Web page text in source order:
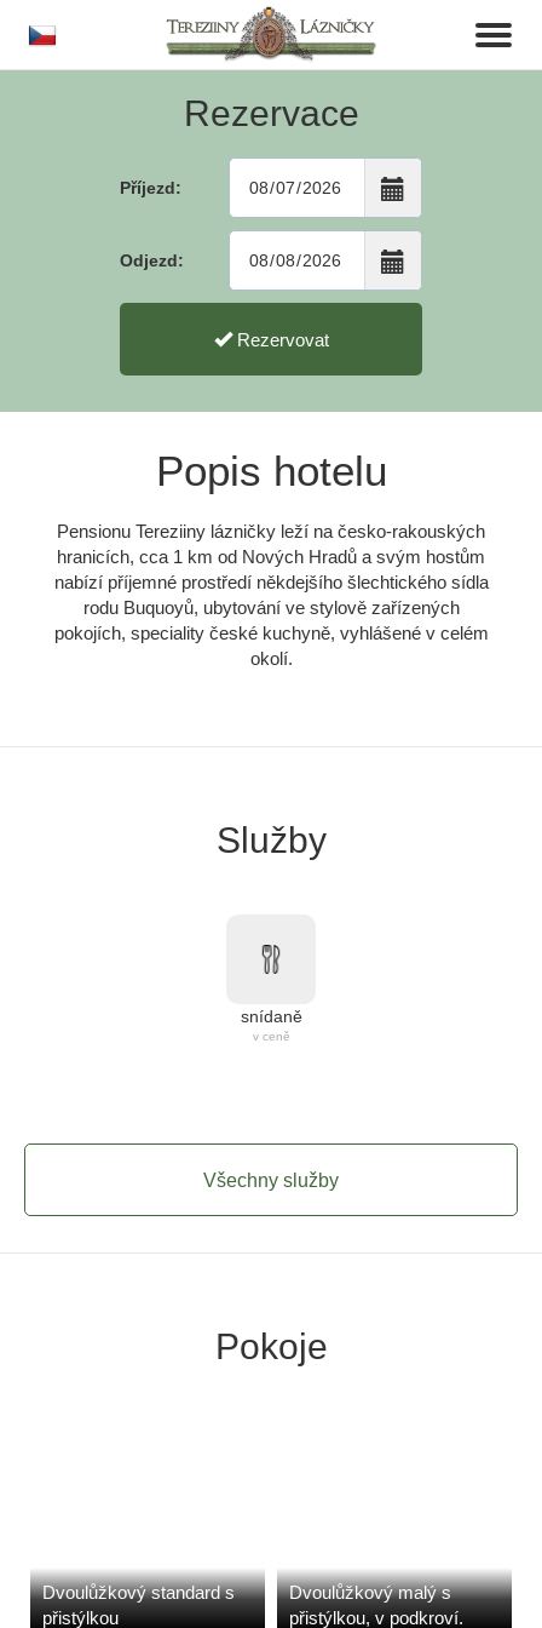
Toggle
Rezervace
Příjezd:
Odjezd:
Rezervovat
Popis hotelu
Pensionu Tereziiny lázničky leží na česko-rakouských
hranicích, cca 1 km od Nových Hradů a svým hostům
nabízí příjemné prostředí někdejšího šlechtického sídla
rodu Buquoyů, ubytování ve stylově zařízených
pokojích, speciality české kuchyně, vyhlášené v celém
okolí.
Služby
snídaně
v ceně
Všechny služby
Pokoje
Dvoulůžkový standard s
přistýlkou
Dvoulůžkový malý s
přistýlkou, v podkroví.